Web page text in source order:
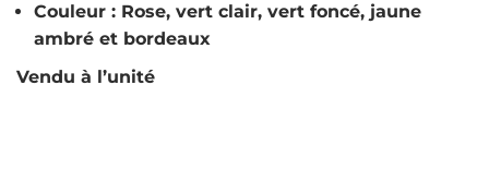
Couleur : Rose, vert clair, vert foncé, jaune
ambré et bordeaux
Vendu à l’unité